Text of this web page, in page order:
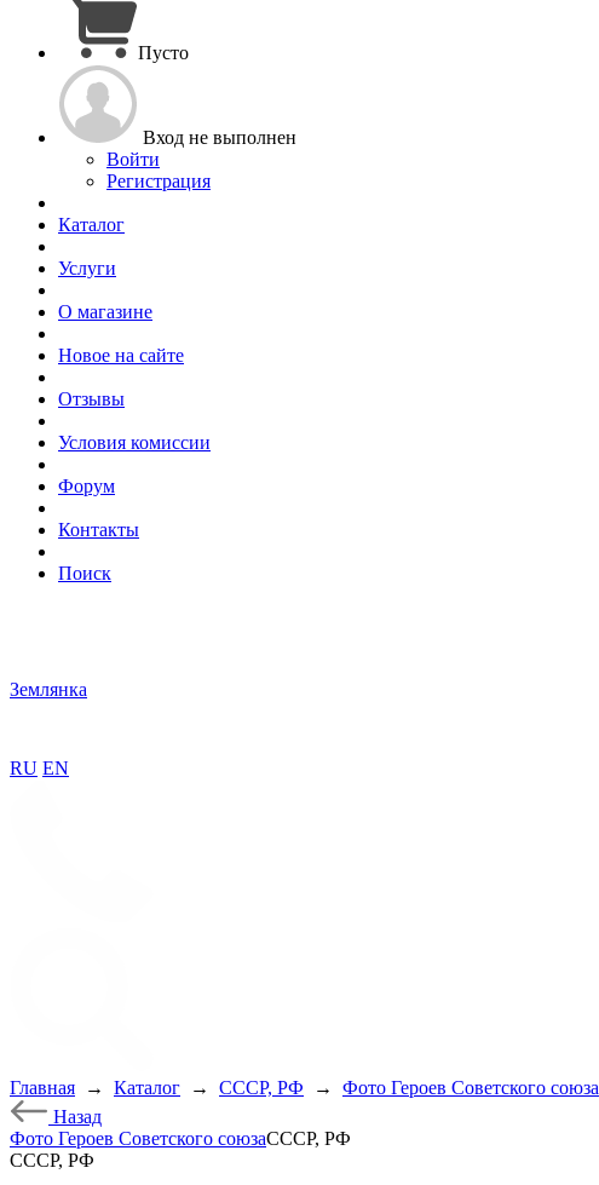
Пусто
Вход не выполнен
Войти
Регистрация
Каталог
Услуги
О магазине
Новое на сайте
Отзывы
Условия комиссии
Форум
Контакты
Поиск
Землянка
RU EN
Главная → Каталог → СССР, РФ → Фото Героев Советского союза
Назад
Фото Героев Советского союзаСССР, РФ
СССР, РФ